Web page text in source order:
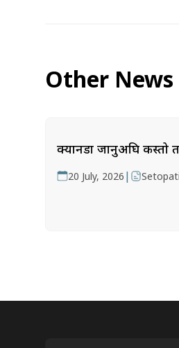
Other News
क्यानडा जानुअघि कस्तो
20 July, 2026 | Setopati